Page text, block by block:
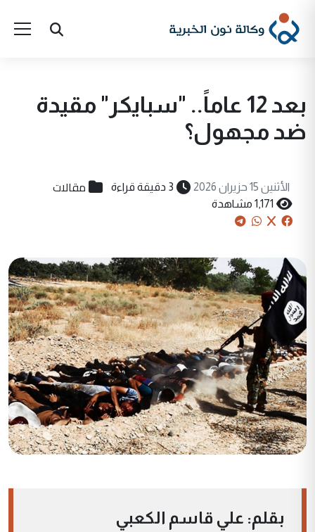
بعد 12 عاماً.. "سبايكر" مقيدة
ضد مجهول؟
الأثنين 15 حزيران 2026 3 دقيقة قراءة مقالات
1,171 مشاهدة
بقلم: علي قاسم الكعبي